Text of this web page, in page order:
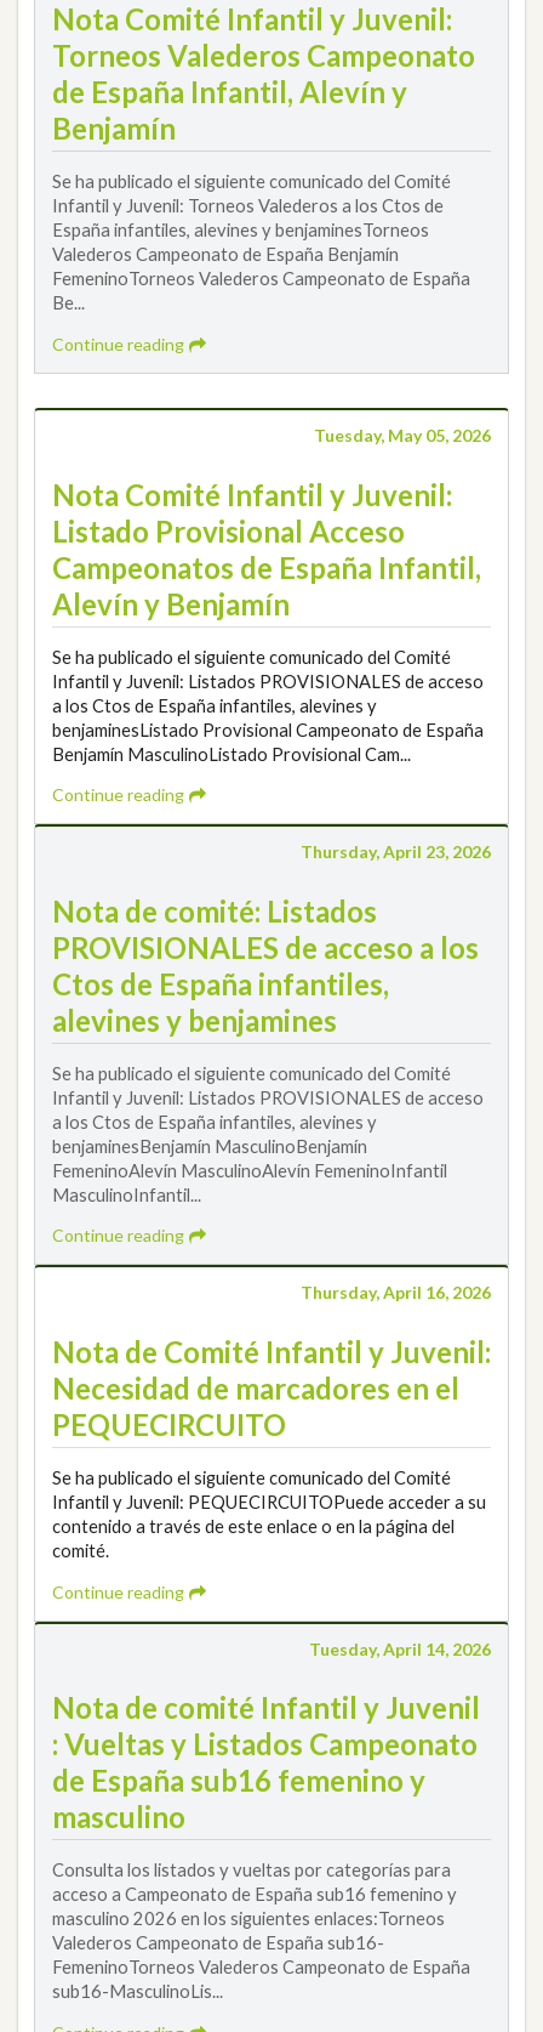
Nota Comité Infantil y Juvenil:
Torneos Valederos Campeonato
de España Infantil, Alevín y
Benjamín
Se ha publicado el siguiente comunicado del Comité
Infantil y Juvenil: Torneos Valederos a los Ctos de
España infantiles, alevines y benjaminesTorneos
Valederos Campeonato de España Benjamín
FemeninoTorneos Valederos Campeonato de España
Be...
Continue reading
Tuesday, May 05, 2026
Nota Comité Infantil y Juvenil:
Listado Provisional Acceso
Campeonatos de España Infantil,
Alevín y Benjamín
Se ha publicado el siguiente comunicado del Comité
Infantil y Juvenil: Listados PROVISIONALES de acceso
a los Ctos de España infantiles, alevines y
benjaminesListado Provisional Campeonato de España
Benjamín MasculinoListado Provisional Cam...
Continue reading
Thursday, April 23, 2026
Nota de comité: Listados
PROVISIONALES de acceso a los
Ctos de España infantiles,
alevines y benjamines
Se ha publicado el siguiente comunicado del Comité
Infantil y Juvenil: Listados PROVISIONALES de acceso
a los Ctos de España infantiles, alevines y
benjaminesBenjamín MasculinoBenjamín
FemeninoAlevín MasculinoAlevín FemeninoInfantil
MasculinoInfantil...
Continue reading
Thursday, April 16, 2026
Nota de Comité Infantil y Juvenil:
Necesidad de marcadores en el
PEQUECIRCUITO
Se ha publicado el siguiente comunicado del Comité
Infantil y Juvenil: PEQUECIRCUITOPuede acceder a su
contenido a través de este enlace o en la página del
comité.
Continue reading
Tuesday, April 14, 2026
Nota de comité Infantil y Juvenil
: Vueltas y Listados Campeonato
de España sub16 femenino y
masculino
Consulta los listados y vueltas por categorías para
acceso a Campeonato de España sub16 femenino y
masculino 2026 en los siguientes enlaces:Torneos
Valederos Campeonato de España sub16-
FemeninoTorneos Valederos Campeonato de España
sub16-MasculinoLis...